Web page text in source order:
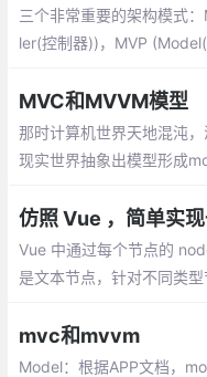
三个非常重要的架构模式
ler(控制器))，MVP
MVC和MVVM模型
那时计算机世界天地混沌
现实世界抽象出模型形成
仿照 Vue ，简单实
Vue 中通过每个节点的
是文本节点，针对不同类
译模板时是现将所有节点
mvc和mvvm
Model：根据APP文档，